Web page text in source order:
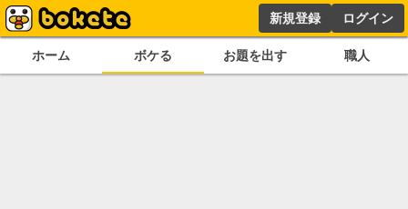
新規登録 ログイン
ホーム ボケる お題を出す 職人